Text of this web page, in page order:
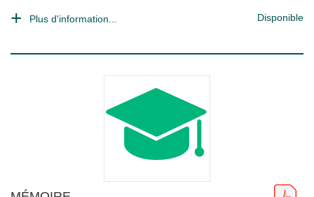
Plus d'information... Disponible